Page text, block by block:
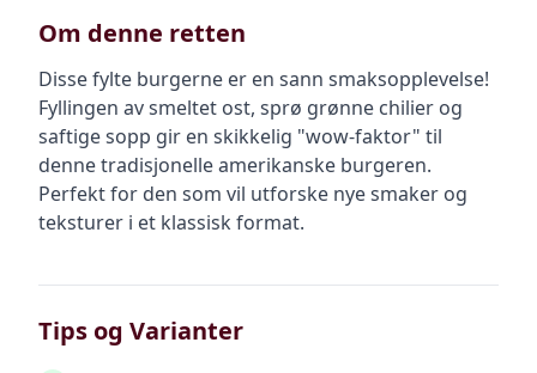
Om denne retten
Disse fylte burgerne er en sann smaksopplevelse!
Fyllingen av smeltet ost, sprø grønne chilier og
saftige sopp gir en skikkelig "wow-faktor" til
denne tradisjonelle amerikanske burgeren.
Perfekt for den som vil utforske nye smaker og
teksturer i et klassisk format.
Tips og Varianter